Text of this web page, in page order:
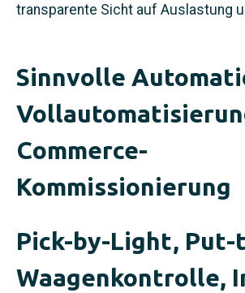
transparente Sicht auf Auslastung
Sinnvolle
Commerce-
Kommissionierung
Pick-by-Light,
Waagenkontrolle,